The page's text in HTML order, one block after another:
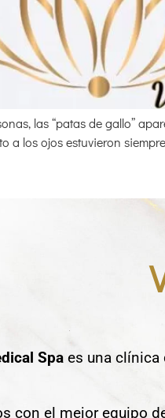
las “patas de gallo”
a los ojos estuvieron
Spaes una clínica
con el mejor equipo